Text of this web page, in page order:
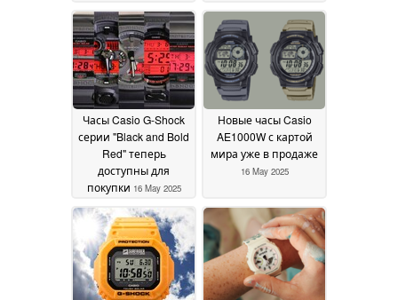
на подходе17 May 2025
Часы Casio G-Shock
серии "Black and Bold
Red" теперь
доступны для
покупки 16 May 2025
Новые часы Casio
AE1000W с картой
мира уже в продаже
16 May 2025